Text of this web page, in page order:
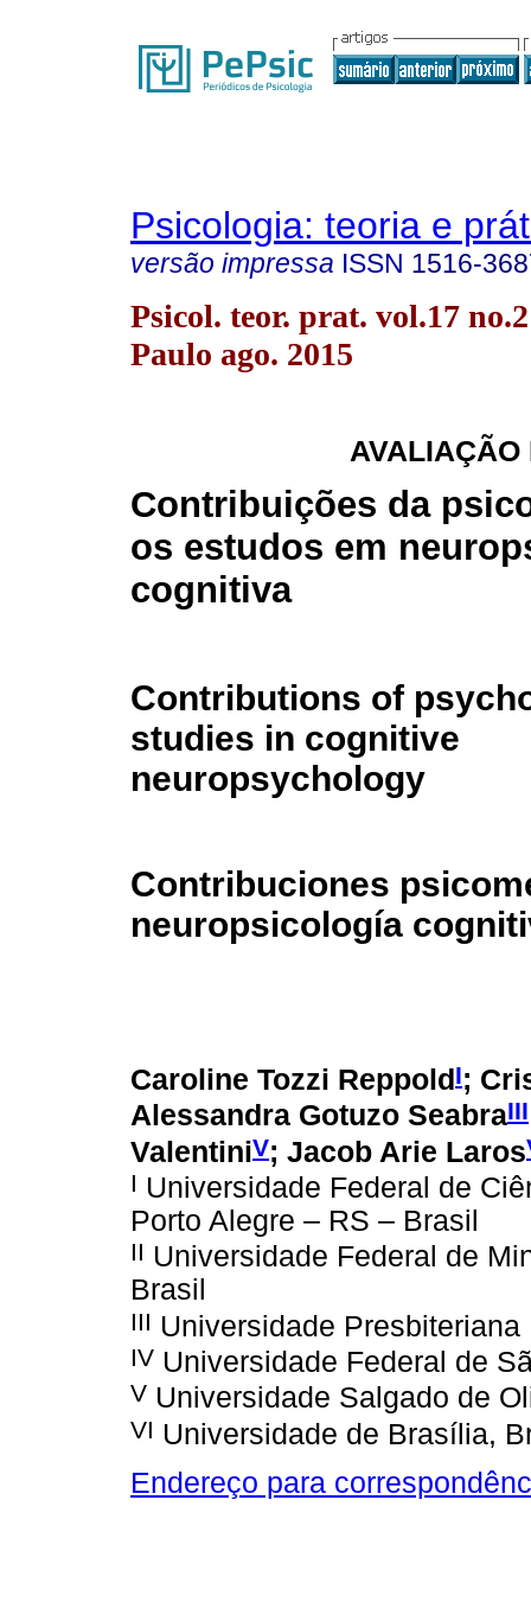
Psicologia: teoria e
versão impressa ISSN 1516-
Psicol. teor. prat. vol.17
Paulo ago. 2015
AVALIAÇÃO
Contribuições da
os estudos em
cognitiva
Contributions of
studies in cognitive
neuropsychology
Contribuciones
neuropsicología
Caroline Tozzi ReppoldI;
Alessandra Gotuzo SeabraIII
ValentiniV; Jacob Arie Laros
I Universidade Federal de
Porto Alegre – RS – Brasil
II Universidade Federal de
Brasil
III Universidade
IV Universidade Federal de
V Universidade Salgado de
VI Universidade de Brasília,
Endereço para